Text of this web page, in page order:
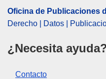
Oficina de Publicaciones
Derecho | Datos |
¿Necesita
Contacto